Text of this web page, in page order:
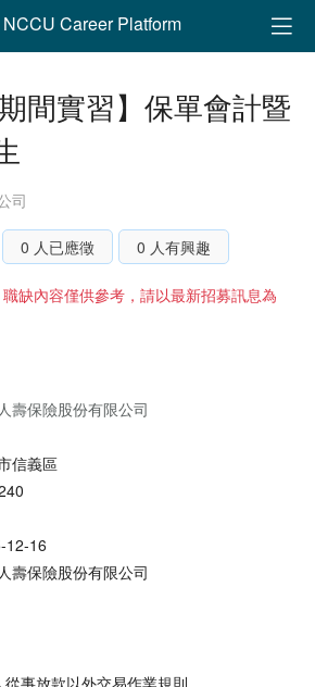
Career Platform
間實習】保單會計暨
司
0 人已應徵 0 人有興趣
缺內容僅供參考，請以最新招募訊息為
壽保險股份有限公司
信義區
12-16
壽保險股份有限公司
事放款以外交易作業規則